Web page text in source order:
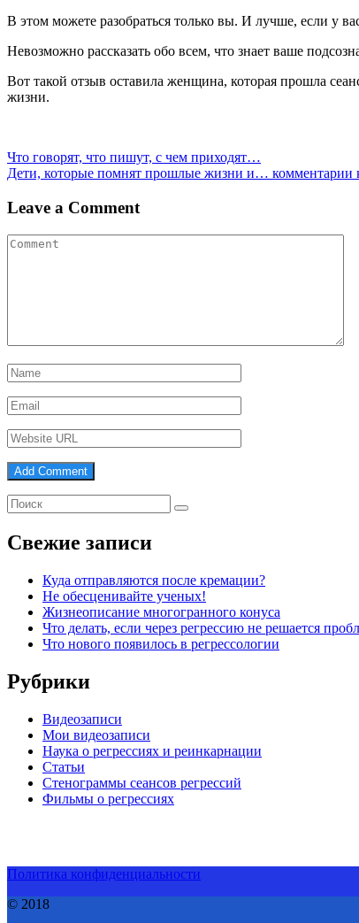
В этом можете разобраться только вы. И лучше, если у
Невозможно рассказать обо всем, что знает ваше
Вот такой отзыв оставила женщина, которая прошла
жизни.
Навигация
по
записям
Что говорят, что пишут, с чем приходят…
Дети, которые помнят прошлые жизни и… комментарии
Leave a Comment
Свежие записи
Куда отправляются после кремации?
Не обесценивайте ученых!
Жизнеописание многогранного конуса
Что делать, если через регрессию не решается
Что нового появилось в регрессологии
Рубрики
Видеозаписи
Мои видеозаписи
Наука о регрессиях и реинкарнации
Статьи
Стенограммы сеансов регрессий
Фильмы о регрессиях
Политика конфиденциальности
© 2018